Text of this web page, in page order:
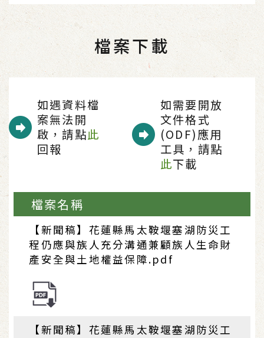
檔案下載
如遇資料檔
案無法開
啟，請點此
回報
如需要開放
文件格式
(ODF)應用
工具，請點
此下載
檔案名稱
【新聞稿】花蓮縣馬太鞍堰塞湖防災工
程仍應與族人充分溝通兼顧族人生命財
產安全與土地權益保障.pdf
【新聞稿】花蓮縣馬太鞍堰塞湖防災工